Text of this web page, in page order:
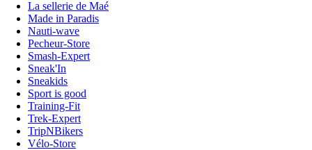
La sellerie de Maé
Made in Paradis
Nauti-wave
Pecheur-Store
Smash-Expert
Sneak'In
Sneakids
Sport is good
Training-Fit
Trek-Expert
TripNBikers
Vélo-Store